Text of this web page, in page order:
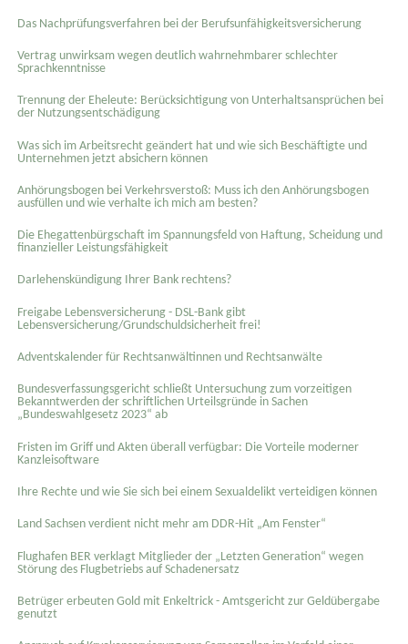
Das Nachprüfungsverfahren bei der Berufsunfähigkeitsversicherung
Vertrag unwirksam wegen deutlich wahrnehmbarer schlechter
Sprachkenntnisse
Trennung der Eheleute: Berücksichtigung von Unterhaltsansprüchen bei
der Nutzungsentschädigung
Was sich im Arbeitsrecht geändert hat und wie sich Beschäftigte und
Unternehmen jetzt absichern können
Anhörungsbogen bei Verkehrsverstoß: Muss ich den Anhörungsbogen
ausfüllen und wie verhalte ich mich am besten?
Die Ehegattenbürgschaft im Spannungsfeld von Haftung, Scheidung und
finanzieller Leistungsfähigkeit
Darlehenskündigung Ihrer Bank rechtens?
Freigabe Lebensversicherung - DSL-Bank gibt
Lebensversicherung/Grundschuldsicherheit frei!
Adventskalender für Rechtsanwältinnen und Rechtsanwälte
Bundesverfassungsgericht schließt Untersuchung zum vorzeitigen
Bekanntwerden der schriftlichen Urteilsgründe in Sachen
„Bundeswahlgesetz 2023“ ab
Fristen im Griff und Akten überall verfügbar: Die Vorteile moderner
Kanzleisoftware
Ihre Rechte und wie Sie sich bei einem Sexual­delikt verteidigen können
Land Sachsen verdient nicht mehr am DDR-Hit „Am Fenster“
Flughafen BER verklagt Mitglieder der „Letzten Generation“ wegen
Störung des Flugbetriebs auf Schadenersatz
Betrüger erbeuten Gold mit Enkeltrick - Amtsgericht zur Geldübergabe
genutzt